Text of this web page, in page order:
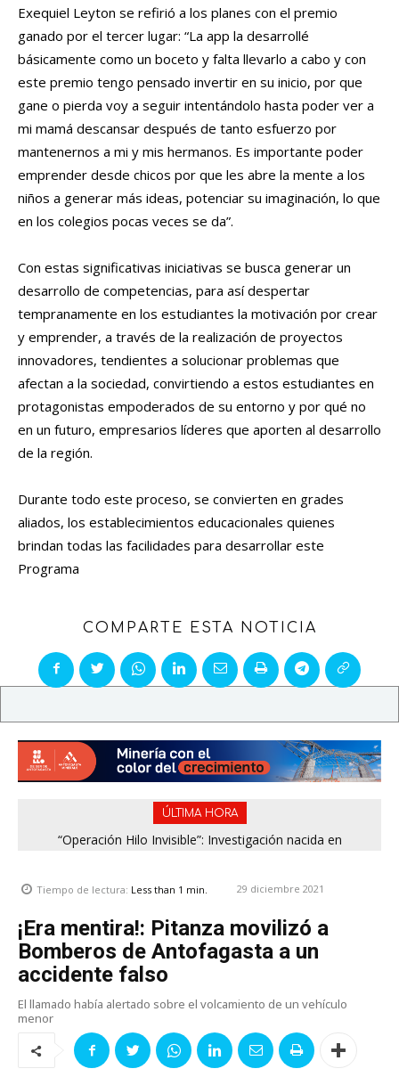
Exequiel Leyton se refirió a los planes con el premio
ganado por el tercer lugar: “La app la desarrollé
básicamente como un boceto y falta llevarlo a cabo y con
este premio tengo pensado invertir en su inicio, por que
gane o pierda voy a seguir intentándolo hasta poder ver a
mi mamá descansar después de tanto esfuerzo por
mantenernos a mi y mis hermanos. Es importante poder
emprender desde chicos por que les abre la mente a los
niños a generar más ideas, potenciar su imaginación, lo que
en los colegios pocas veces se da”.
Con estas significativas iniciativas se busca generar un
desarrollo de competencias, para así despertar
tempranamente en los estudiantes la motivación por crear
y emprender, a través de la realización de proyectos
innovadores, tendientes a solucionar problemas que
afectan a la sociedad, convirtiendo a estos estudiantes en
protagonistas empoderados de su entorno y por qué no
en un futuro, empresarios líderes que aporten al desarrollo
de la región.
Durante todo este proceso, se convierten en grades
aliados, los establecimientos educacionales quienes
brindan todas las facilidades para desarrollar este
Programa
COMPARTE ESTA NOTICIA